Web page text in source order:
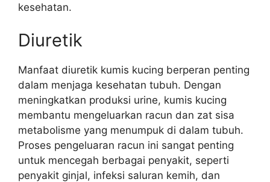
kesehatan.
Diuretik
Manfaat diuretik kumis kucing berperan penting
dalam menjaga kesehatan tubuh. Dengan
meningkatkan produksi urine, kumis kucing
membantu mengeluarkan racun dan zat sisa
metabolisme yang menumpuk di dalam tubuh.
Proses pengeluaran racun ini sangat penting
untuk mencegah berbagai penyakit, seperti
penyakit ginjal, infeksi saluran kemih, dan